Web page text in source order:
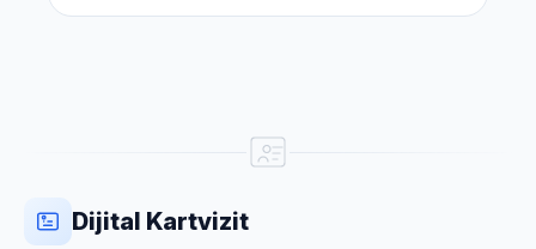
Dijital Kartvizit